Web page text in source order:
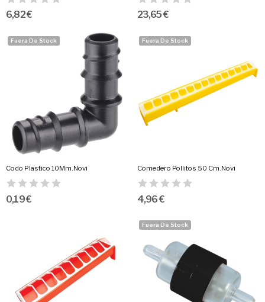
6,82 € 23,65 €
Fuera De Stock
Codo Plastico 10Mm.Novi
0,19 €
Fuera De Stock
Comedero Pollitos 50 Cm.Novi
4,96 €
Fuera De Stock